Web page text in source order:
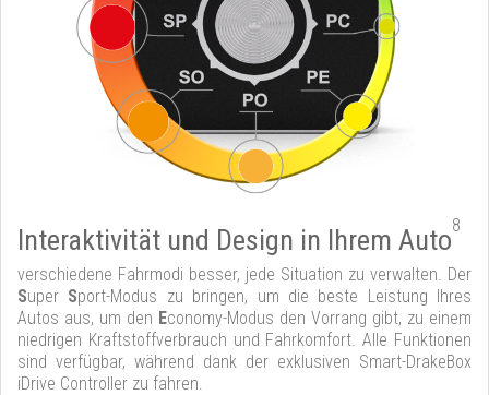
Interaktivität und Design in Ihrem Auto8
verschiedene Fahrmodi besser, jede Situation zu verwalten. Der
Super Sport-Modus zu bringen, um die beste Leistung Ihres
Autos aus, um den Economy-Modus den Vorrang gibt, zu einem
niedrigen Kraftstoffverbrauch und Fahrkomfort. Alle Funktionen
sind verfügbar, während dank der exklusiven Smart-DrakeBox
iDrive Controller zu fahren.